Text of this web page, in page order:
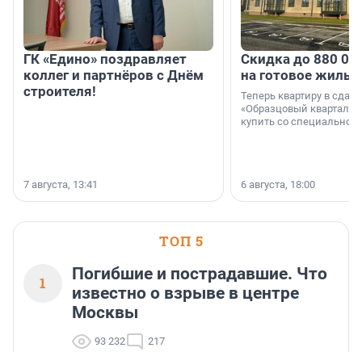
ГК «Едино» поздравляет
коллег и партнёров с Днём
строителя!
7 августа, 13:41
Скидка до 880
на готовое
Теперь квартиру в
«Образцовый квартал
купить со специальной
6 августа, 18:00
ТОП 5
1
Погибшие и пострадавшие. Что
известно о взрыве в центре
Москвы
93 232 217